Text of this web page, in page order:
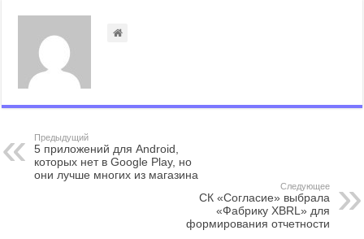
Предыдущий
5 приложений для Android,
которых нет в Google Play, но
они лучше многих из магазина
Следующее
СК «Согласие» выбрала
«Фабрику XBRL» для
формирования отчетности